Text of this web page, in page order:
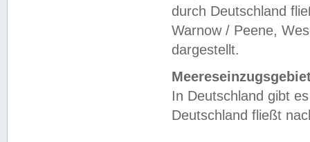
durch Deutschland
Warnow / Peene,
dargestellt.
In Deutschland gibt
Deutschland fließt